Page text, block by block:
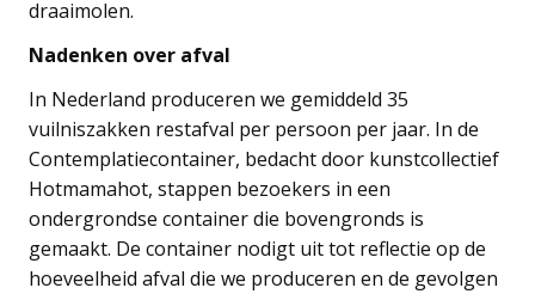
draaimolen.
Nadenken over afval
In Nederland produceren we gemiddeld 35
vuilniszakken restafval per persoon per jaar. In de
Contemplatiecontainer, bedacht door kunstcollectief
Hotmamahot, stappen bezoekers in een
ondergrondse container die bovengronds is
gemaakt. De container nodigt uit tot reflectie op de
hoeveelheid afval die we produceren en de gevolgen